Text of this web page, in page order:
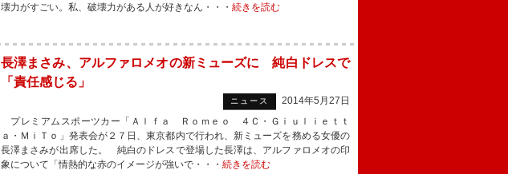
壊力がすごい。私、破壊力がある人が好きなん・・・ 続きを読む
長澤まさみ、アルファロメオの新ミューズに 純白ドレスで
「責任感じる」
ニュース
2014年5月27日
プレミアムスポーツカー「Ａｌｆａ Ｒｏｍｅｏ ４Ｃ・Ｇｉｕｌｉｅｔｔ
ａ・ＭｉＴｏ」発表会が２７日、東京都内で行われ、新ミューズを務める女優の
長澤まさみが出席した。 純白のドレスで登場した長澤は、アルファロメオの印
象について「情熱的な赤のイメージが強いで・・・ 続きを読む